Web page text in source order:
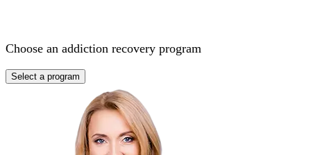
Choose an addiction recovery program
Select a program